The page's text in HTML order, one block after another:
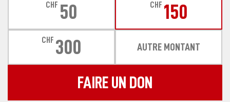
CHF 50 CHF 150
CHF 300 AUTRE MONTANT
FAIRE UN DON